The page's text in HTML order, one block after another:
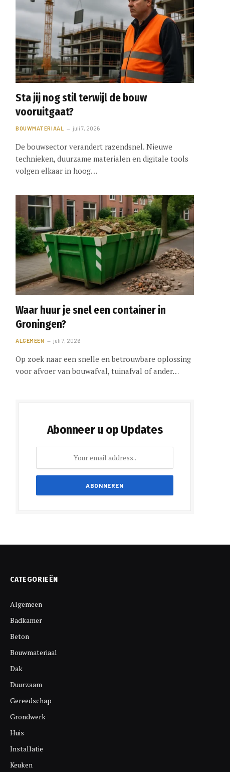
Sta jij nog stil terwijl de bouw
vooruitgaat?
BOUWMATERIAAL juli 7, 2026
De bouwsector verandert razendsnel. Nieuwe
technieken, duurzame materialen en digitale tools
volgen elkaar in hoog…
Waar huur je snel een container in
Groningen?
ALGEMEEN juli 7, 2026
Op zoek naar een snelle en betrouwbare oplossing
voor afvoer van bouwafval, tuinafval of ander…
Abonneer u op Updates
CATEGORIEËN
Algemeen
Badkamer
Beton
Bouwmateriaal
Dak
Duurzaam
Gereedschap
Grondwerk
Huis
Installatie
Keuken